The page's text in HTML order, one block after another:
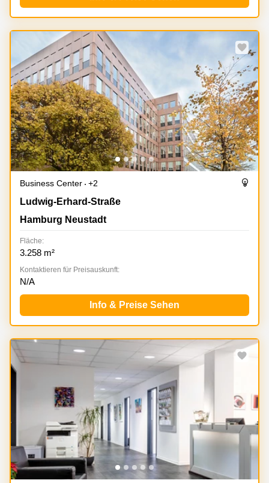
Business Center
+2
Ludwig-Erhard-Straße 18, Hamburg Neustadt
Ludwig-Erhard-Straße
Hamburg Neustadt
Fläche:
3.258 m²
Kontaktieren für Preisauskunft:
N/A
Info & Preise Sehen